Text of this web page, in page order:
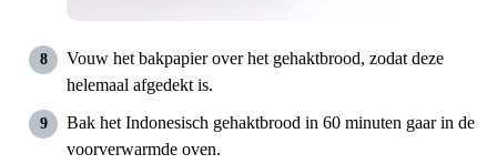
Vouw het bakpapier over het gehaktbrood, zodat deze
helemaal afgedekt is.
Bak het Indonesisch gehaktbrood in 60 minuten gaar in de
voorverwarmde oven.